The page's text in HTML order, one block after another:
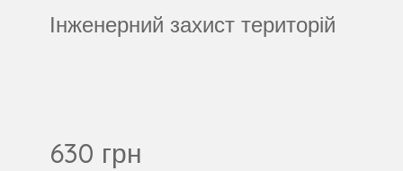
Інженерний захист територій
630 грн